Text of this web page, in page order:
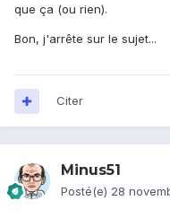
que ça (ou rien).
Bon, j'arrête sur le sujet...
Citer
Minus51
Posté(e) 28